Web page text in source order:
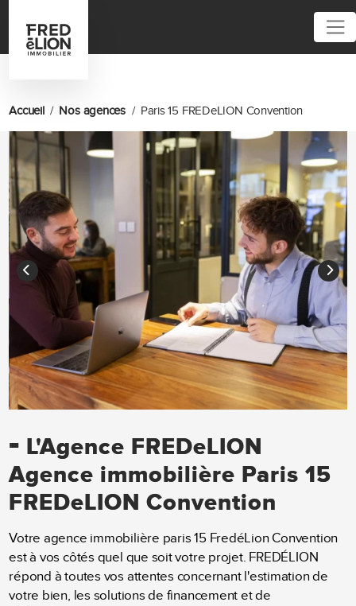
Accueil Nos agences Paris 15 FREDeLION Convention
- L'Agence FREDeLION
Agence immobilière Paris 15
FREDeLION Convention
Votre agence immobilière paris 15 FredéLion Convention
est à vos côtés quel que soit votre projet. FREDÉLION
répond à toutes vos attentes concernant l'estimation de
votre bien, les solutions de financement et de